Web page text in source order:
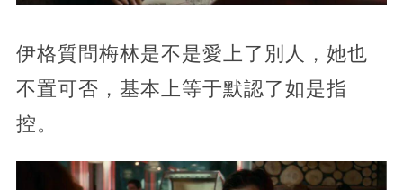
伊格質問梅林是不是愛上了別人，她也
不置可否，基本上等于默認了如是指
控。